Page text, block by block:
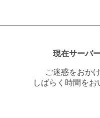
現在サーバ
ご迷惑をおか
しばらく時間を